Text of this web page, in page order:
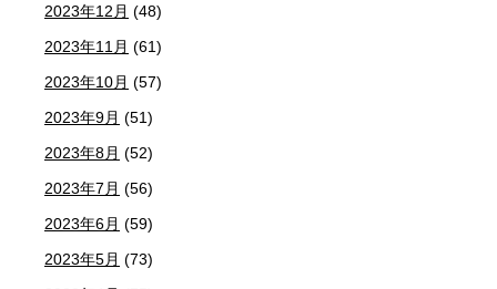
2023年12月 (48)
2023年11月 (61)
2023年10月 (57)
2023年9月 (51)
2023年8月 (52)
2023年7月 (56)
2023年6月 (59)
2023年5月 (73)